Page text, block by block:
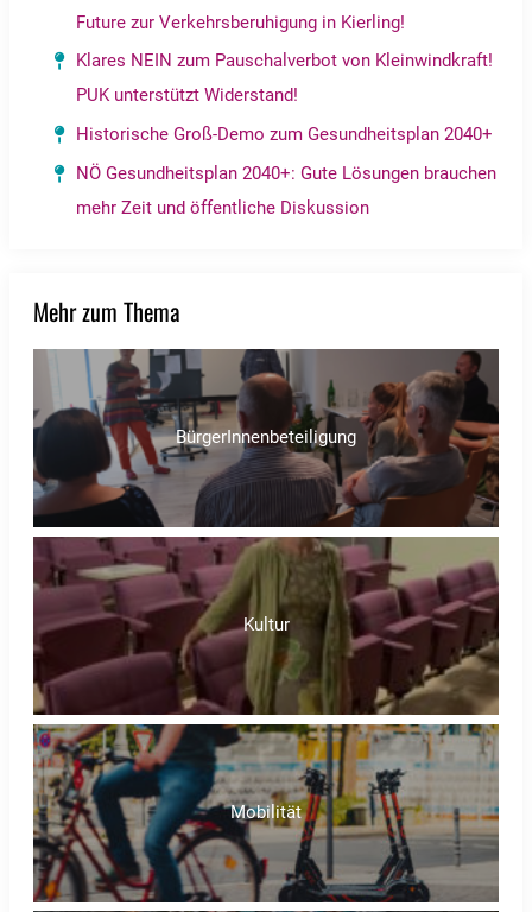
Future zur Verkehrsberuhigung in Kierling!
Klares NEIN zum Pauschalverbot von Kleinwindkraft!
PUK unterstützt Widerstand!
Historische Groß-Demo zum Gesundheitsplan 2040+
NÖ Gesundheitsplan 2040+: Gute Lösungen brauchen
mehr Zeit und öffentliche Diskussion
Mehr zum Thema
BürgerInnenbeteiligung
Kultur
Mobilität